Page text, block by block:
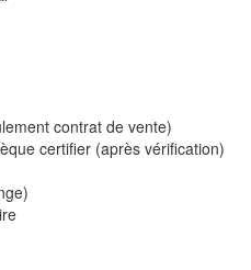
contrat de vente)
certifier (après vérification)